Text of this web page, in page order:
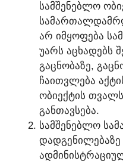
ᲡᲐᲛᲨᲔᲜᲔᲑᲚᲝ
ᲐᲠ ᲘᲛᲧᲝᲤᲔᲑᲐ
ᲣᲐᲠᲡ ᲐᲪᲮᲐᲓᲔᲑᲡ
ᲒᲐᲪᲜᲝᲑᲐᲖᲔ,
ᲩᲐᲘᲗᲕᲚᲔᲑᲐ
ᲝᲑᲘᲔᲥᲢᲘᲡ
ᲒᲐᲜᲗᲐᲕᲡᲔᲑᲐ.
ᲡᲐᲛᲨᲔᲜᲔᲑᲚᲝ